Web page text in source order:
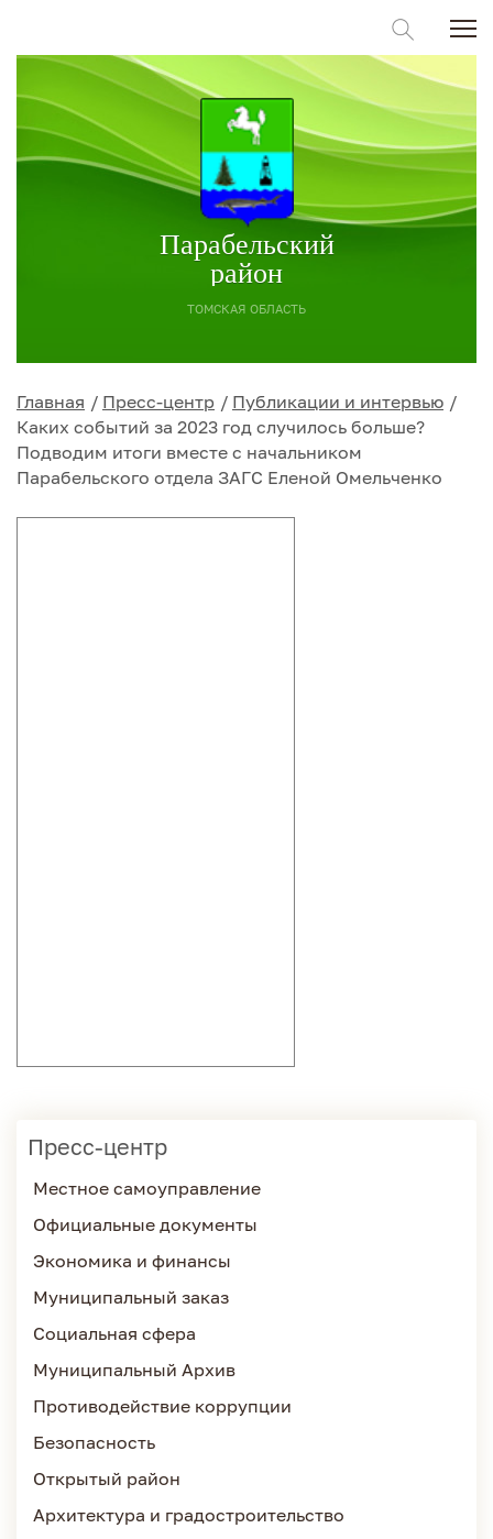
Парабельский
район
ТОМСКАЯ ОБЛАСТЬ
Главная Пресс-центр
Публикации и интервью
Каких событий за 2023 год случилось больше?
Подводим итоги вместе с начальником
Парабельского отдела ЗАГС Еленой Омельченко
Пресс-центр
Местное самоуправление
Официальные документы
Экономика и финансы
Муниципальный заказ
Социальная сфера
Муниципальный Архив
Противодействие коррупции
Безопасность
Открытый район
Архитектура и градостроительство